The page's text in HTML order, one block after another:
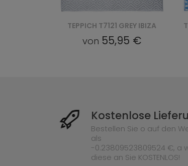
TEPPICH T7121 GREY IBIZA
von 55,95 €
Kostenlose
Bestellen Sie o auf den
als
-0.23809523809524 €, a
diese an Sie KOSTENLOS!